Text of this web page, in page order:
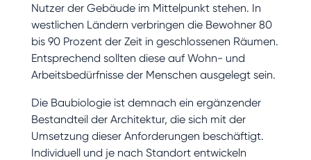
Nutzer der Gebäude im Mittelpunkt stehen. In
westlichen Ländern verbringen die Bewohner 80
bis 90 Prozent der Zeit in geschlossenen Räumen.
Entsprechend sollten diese auf Wohn- und
Arbeitsbedürfnisse der Menschen ausgelegt sein.
Die Baubiologie ist demnach ein ergänzender
Bestandteil der Architektur, die sich mit der
Umsetzung dieser Anforderungen beschäftigt.
Individuell und je nach Standort entwickeln